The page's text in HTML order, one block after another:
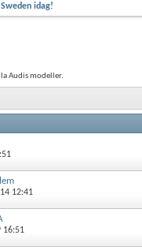
idag!
Audis modeller.
12:41
16:51